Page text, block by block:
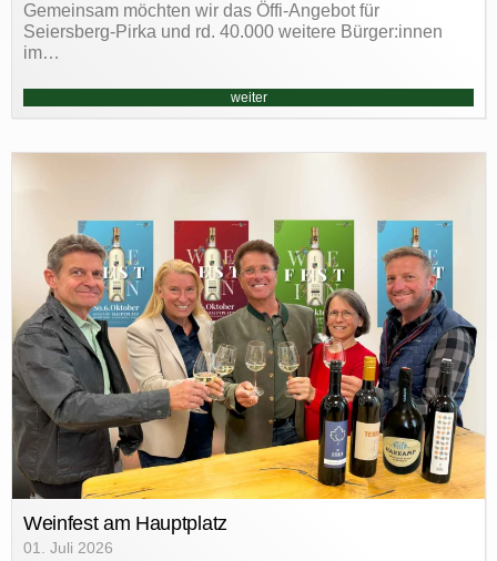
Gemeinsam möchten wir das Öffi-Angebot für
Seiersberg-Pirka und rd. 40.000 weitere Bürger:innen
im…
weiter
Weinfest am Hauptplatz
01. Juli 2026